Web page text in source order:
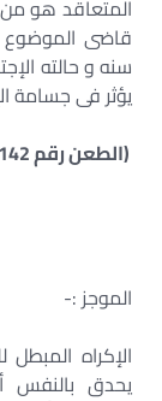
المتعاقد هو
قاضى
سنه و حالته
يؤثر فى جسامة
الموجز :-
الإكراه
يحدق بالنفس